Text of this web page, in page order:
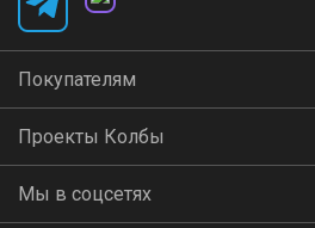
Покупателям
Проекты Колбы
Мы в соцсетях